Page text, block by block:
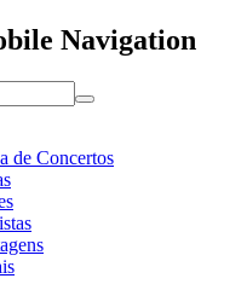
Navigation
de Concertos